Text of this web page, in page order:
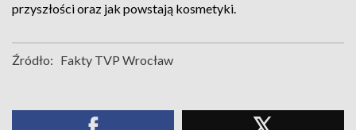
przyszłości oraz jak powstają kosmetyki.
Źródło: Fakty TVP Wrocław